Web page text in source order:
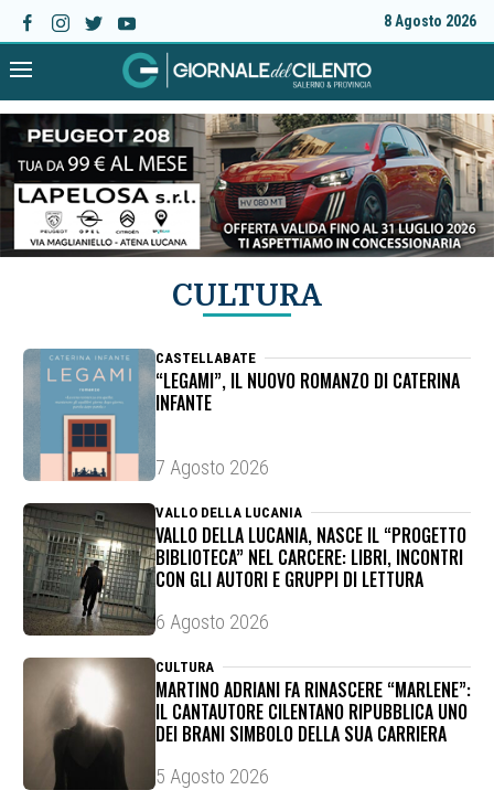
8 Agosto 2026
CULTURA
CASTELLABATE
“LEGAMI”, IL NUOVO ROMANZO DI CATERINA
INFANTE
7 Agosto 2026
VALLO DELLA LUCANIA
VALLO DELLA LUCANIA, NASCE IL “PROGETTO
BIBLIOTECA” NEL CARCERE: LIBRI, INCONTRI
CON GLI AUTORI E GRUPPI DI LETTURA
6 Agosto 2026
CULTURA
MARTINO ADRIANI FA RINASCERE “MARLENE”:
IL CANTAUTORE CILENTANO RIPUBBLICA UNO
DEI BRANI SIMBOLO DELLA SUA CARRIERA
5 Agosto 2026